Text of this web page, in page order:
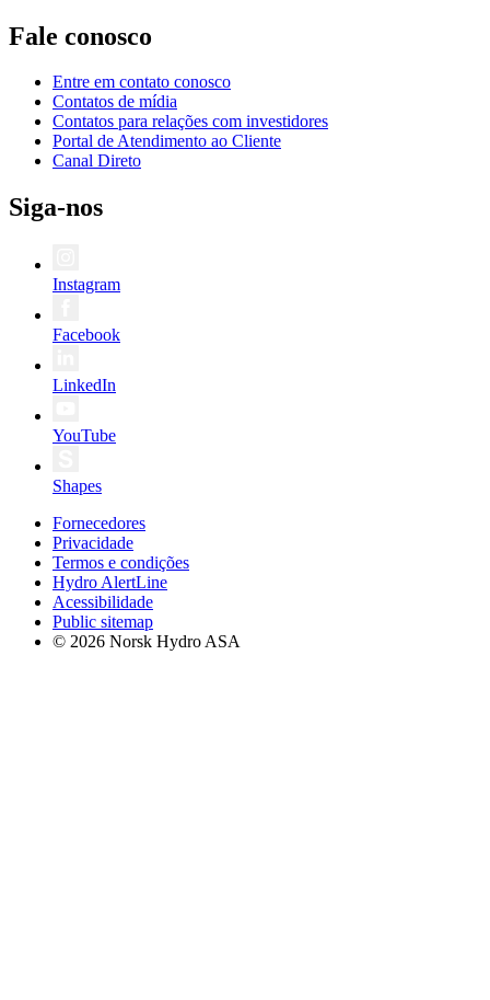
Fale conosco
Entre em contato conosco
Contatos de mídia
Contatos para relações com investidores
Portal de Atendimento ao Cliente
Canal Direto
Siga-nos
Instagram
Facebook
LinkedIn
YouTube
Shapes
Fornecedores
Privacidade
Termos e condições
Hydro AlertLine
Acessibilidade
Public sitemap
© 2026 Norsk Hydro ASA